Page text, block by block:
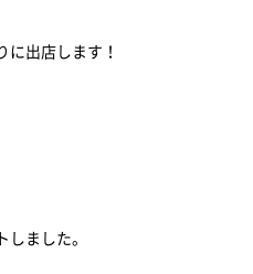
に出店します！
しました。